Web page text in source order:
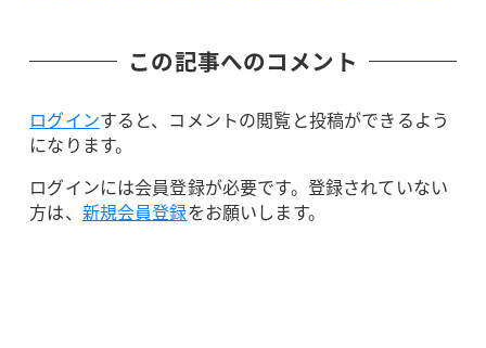
この記事へのコメント
ログインすると、コメントの閲覧と投稿ができるよう
になります。
ログインには会員登録が必要です。登録されていない
方は、 新規会員登録をお願いします。